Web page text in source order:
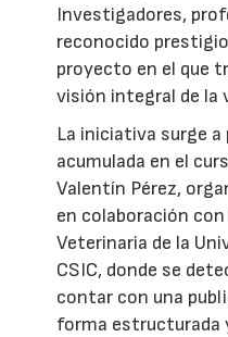
Investigadores,
reconocido
proyecto en el que
visión integral de la
La iniciativa surge
acumulada en el
Valentín Pérez,
en colaboración
Veterinaria de la
CSIC, donde se
contar con una
forma estructurada